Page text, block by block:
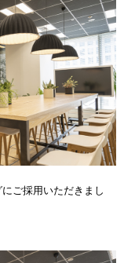
ご採用いただきまし